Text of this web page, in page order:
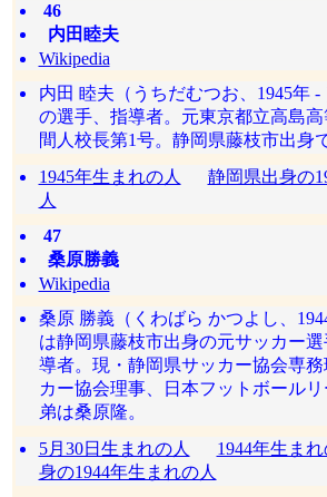
46
内田睦夫
Wikipedia
内田 睦夫（うちだむつお、1945年
の選手、指導者。元東京都立高島
間人校長第1号。静岡県藤枝市出身
1945年生まれの人
静岡県出身の
人
47
桑原勝義
Wikipedia
桑原 勝義（くわばら かつよし、
は静岡県藤枝市出身の元サッカー
導者。現・静岡県サッカー協会専
カー協会理事、日本フットボール
弟は桑原隆。
5月30日生まれの人
1944年生まれ
身の1944年生まれの人